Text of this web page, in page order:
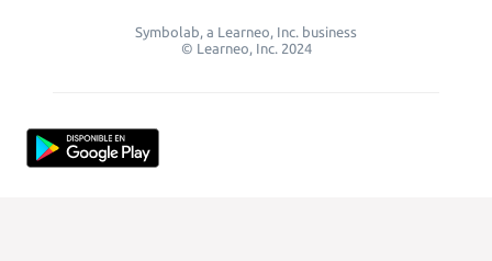
Symbolab, a Learneo, Inc. business
© Learneo, Inc. 2024